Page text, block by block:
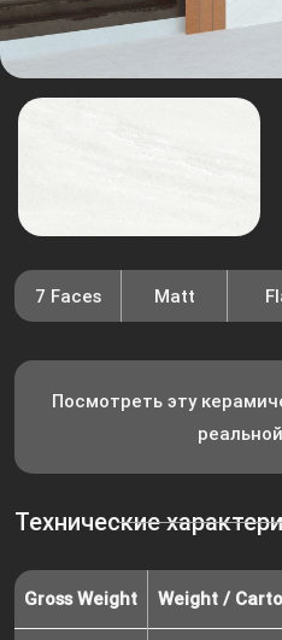
7 Faces Matt
Посмотреть эту
Технические
Gross Weight Weight /